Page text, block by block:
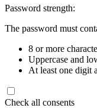
Password strength:
The password must
8 or more
Uppercase and
At least one digit
Check all consents